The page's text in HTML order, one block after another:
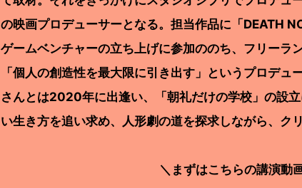
の映画プロデューサーとなる。担当作品に「DEATH
ゲームベンチャーの立ち上げに参加ののち、フリーラ
「個人の創造性を最大限に引き出す」というプロデ
さんとは2020年に出逢い、「朝礼だけの学校」の設
い生き方を追い求め、人形劇の道を探求しながら、ク
＼まずはこちらの講演動